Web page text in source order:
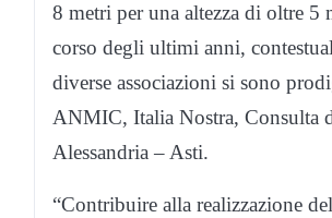
8 metri per una altezza di oltre 5
corso degli ultimi anni,
diverse associazioni si sono
ANMIC, Italia Nostra, Consulta
Alessandria – Asti.
“Contribuire alla realizzazione